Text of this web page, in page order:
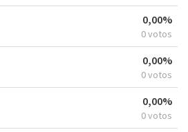
0,00%
0 votos
0,00%
0 votos
0,00%
0 votos